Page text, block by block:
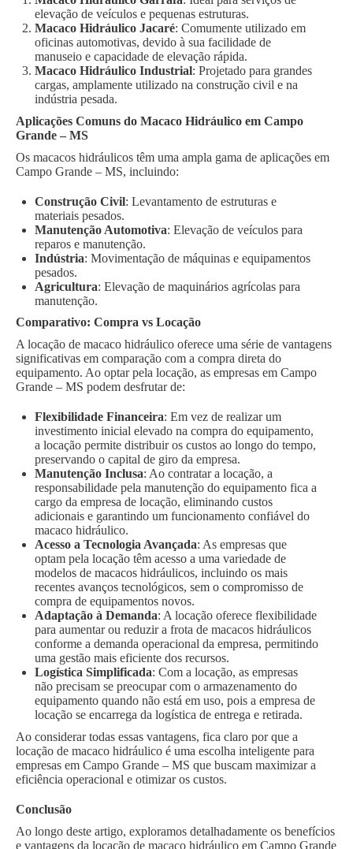
elevação de veículos e pequenas estruturas.
Macaco Hidráulico Jacaré: Comumente utilizado em
oficinas automotivas, devido à sua facilidade de
manuseio e capacidade de elevação rápida.
Macaco Hidráulico Industrial: Projetado para grandes
cargas, amplamente utilizado na construção civil e na
indústria pesada.
Aplicações Comuns do Macaco Hidráulico em Campo
Grande – MS
Os macacos hidráulicos têm uma ampla gama de aplicações em
Campo Grande – MS, incluindo:
Construção Civil: Levantamento de estruturas e
materiais pesados.
Manutenção Automotiva: Elevação de veículos para
reparos e manutenção.
Indústria: Movimentação de máquinas e equipamentos
pesados.
Agricultura: Elevação de maquinários agrícolas para
manutenção.
Comparativo: Compra vs Locação
A locação de macaco hidráulico oferece uma série de vantagens
significativas em comparação com a compra direta do
equipamento. Ao optar pela locação, as empresas em Campo
Grande – MS podem desfrutar de:
Flexibilidade Financeira: Em vez de realizar um
investimento inicial elevado na compra do equipamento,
a locação permite distribuir os custos ao longo do tempo,
preservando o capital de giro da empresa.
Manutenção Inclusa: Ao contratar a locação, a
responsabilidade pela manutenção do equipamento fica a
cargo da empresa de locação, eliminando custos
adicionais e garantindo um funcionamento confiável do
macaco hidráulico.
Acesso a Tecnologia Avançada: As empresas que
optam pela locação têm acesso a uma variedade de
modelos de macacos hidráulicos, incluindo os mais
recentes avanços tecnológicos, sem o compromisso de
compra de equipamentos novos.
Adaptação à Demanda: A locação oferece flexibilidade
para aumentar ou reduzir a frota de macacos hidráulicos
conforme a demanda operacional da empresa, permitindo
uma gestão mais eficiente dos recursos.
Logística Simplificada: Com a locação, as empresas
não precisam se preocupar com o armazenamento do
equipamento quando não está em uso, pois a empresa de
locação se encarrega da logística de entrega e retirada.
Ao considerar todas essas vantagens, fica claro por que a
locação de macaco hidráulico é uma escolha inteligente para
empresas em Campo Grande – MS que buscam maximizar a
eficiência operacional e otimizar os custos.
Conclusão
Ao longo deste artigo, exploramos detalhadamente os benefícios
e vantagens da locação de macaco hidráulico em Campo Grande